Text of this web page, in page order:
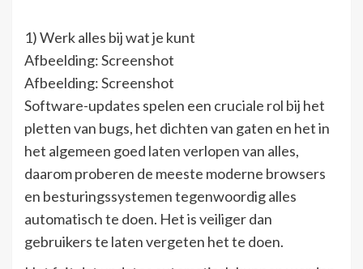
1) Werk alles bij wat je kunt
Afbeelding: Screenshot
Afbeelding: Screenshot
Software-updates spelen een cruciale rol bij het
pletten van bugs, het dichten van gaten en het in
het algemeen goed laten verlopen van alles,
daarom proberen de meeste moderne browsers
en besturingssystemen tegenwoordig alles
automatisch te doen. Het is veiliger dan
gebruikers te laten vergeten het te doen.